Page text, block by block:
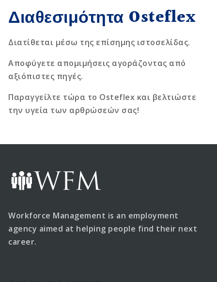
Διαθεσιμότητα Osteflex
Διατίθεται μέσω της επίσημης ιστοσελίδας.
Αποφύγετε απομιμήσεις αγοράζοντας από
αξιόπιστες πηγές.
Παραγγείλτε τώρα το Osteflex και βελτιώστε
την υγεία των αρθρώσεών σας!
Workforce Management is an employment
agency aimed at helping people find their next
career.